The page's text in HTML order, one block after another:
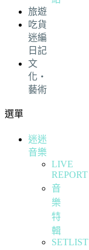
旅遊
吃貨
迷編
日記
文
化・
藝術
選單
迷迷
音樂
LIVE
REPORT
音
樂
特
輯
SETLIST